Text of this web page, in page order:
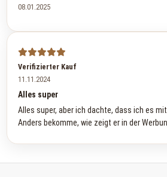
08.01.2025
Verifizierter Kauf
11.11.2024
Alles super
Alles super, aber ich dachte, dass ich es
Anders bekomme, wie zeigt er in der